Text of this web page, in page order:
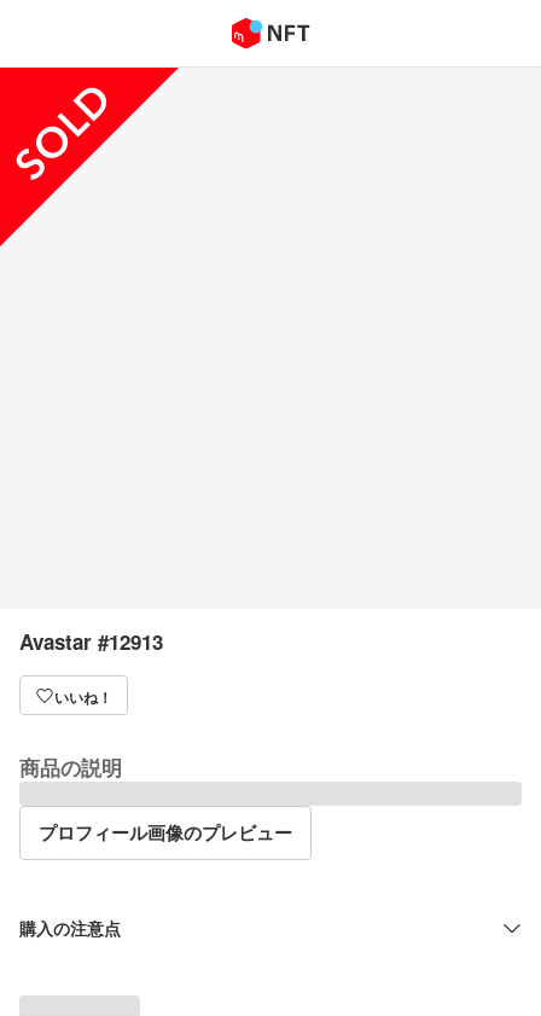
Avastar #12913
いいね！
商品の説明
プロフィール画像のプレビュー
購入の注意点